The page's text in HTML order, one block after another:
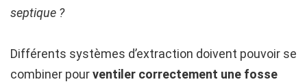
septique ?
Différents systèmes d’extraction doivent pouvoir se
combiner pourventiler correctement une fosse